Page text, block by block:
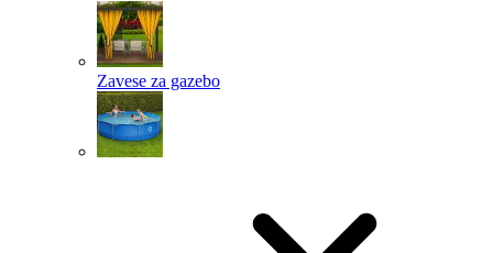
Zavese za gazebo